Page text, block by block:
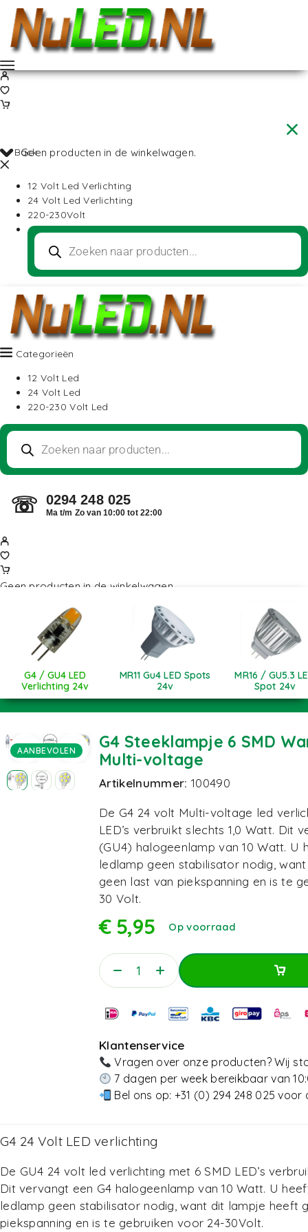
Geen producten in de winkelwagen.
Back
12 Volt Led Verlichting
24 Volt Led Verlichting
220-230Volt
Categorieën
12 Volt Led
24 Volt Led
220-230 Volt Led
☏ 0294 248 025
Ma t/m Zo van 10:00 tot 22:00
Geen producten in de winkelwagen.
G4 / GU4 LED
Verlichting 24v
MR11 Gu4 LED Spots
24v
MR16 / GU5.3
Spot 24v
AANBEVOLEN
G4 Steeklampje 6 SMD
Multi-voltage
Artikelnummer:100490
De G4 24 volt Multi-voltage led
LED’s verbruikt slechts 1,0 Watt. Dit
(GU4) halogeenlamp van 10 Watt. U
ledlamp geen stabilisator nodig,
geen last van piekspanning en is te
30 Volt.
€5,95 Op voorraad
Toevoegen Aan
Klantenservice
Vragen over onze producten? Wij
7 dagen per week bereikbaar van
Bel ons op: +31 (0) 294 248 025 voor
G4 24 Volt LED verlichting
De GU4 24 volt led verlichting met 6 SMD LED’s
Dit vervangt een G4 halogeenlamp van 10 Watt. U
ledlamp geen stabilisator nodig, want dit lampje heeft
piekspanning en is te gebruiken voor 24-30Volt.